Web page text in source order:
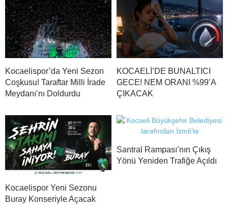
Kocaelispor’da Yeni Sezon
Coşkusu! Taraftar Milli İrade
Meydanı’nı Doldurdu
KOCAELİ’DE BUNALTICI
GECE! NEM ORANI %99’A
ÇIKACAK
Kocaelispor Yeni Sezonu
Buray Konseriyle Açacak
Santral Rampası’nın Çıkış
Yönü Yeniden Trafiğe Açıldı